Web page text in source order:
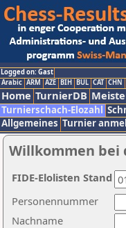
Logged on: Gast
Arabic ARM AZE BIH BUL CAT CHN
Home TurnierDB
Turnierschach-Elozahl
Allgemeines Turnier
Willkommen bei
Nachname
Personennummer
FIDE-Elolisten Stand